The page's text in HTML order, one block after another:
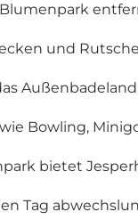
und
Bowling,
bietet
Tag